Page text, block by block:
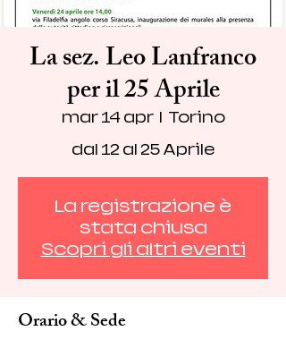
La sez. Leo Lanfranco
per il 25 Aprile
mar 14 apr
  |
Torino
dal 12 al 25 Aprile
La registrazione è
stata chiusa
Scopri gli altri eventi
Orario & Sede